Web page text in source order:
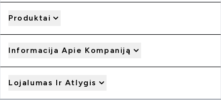
Produktai
Informacija Apie Kompaniją
Lojalumas Ir Atlygis